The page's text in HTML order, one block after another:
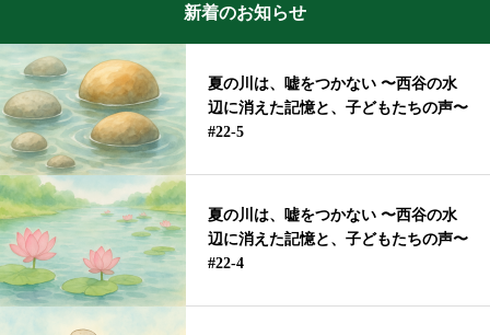
新着のお知らせ
夏の川は、嘘をつかない 〜西谷の水
辺に消えた記憶と、子どもたちの声〜
#22-5
夏の川は、嘘をつかない 〜西谷の水
辺に消えた記憶と、子どもたちの声〜
#22-4